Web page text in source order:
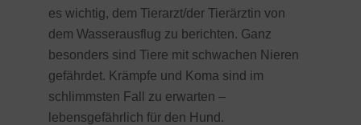
es wichtig, dem Tierarzt/der Tierärztin von
dem Wasserausflug zu berichten. Ganz
besonders sind Tiere mit schwachen Nieren
gefährdet. Krämpfe und Koma sind im
schlimmsten Fall zu erwarten –
lebensgefährlich für den Hund.